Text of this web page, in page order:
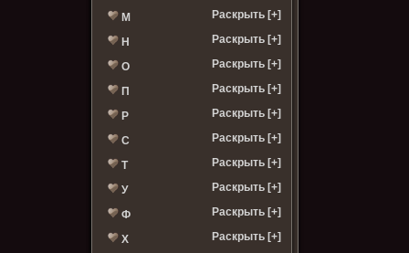
М Раскрыть [+]
Н Раскрыть [+]
О Раскрыть [+]
П Раскрыть [+]
Р Раскрыть [+]
С Раскрыть [+]
Т Раскрыть [+]
У Раскрыть [+]
Ф Раскрыть [+]
Х Раскрыть [+]